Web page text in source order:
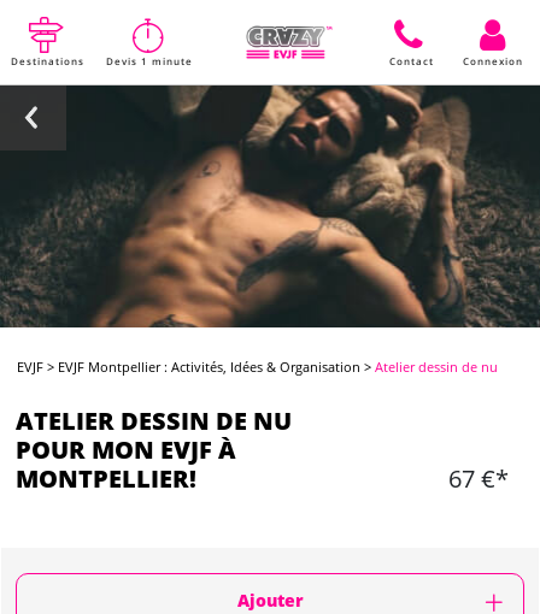
Destinations Devis 1 minute Contact Connexion
EVJF > EVJF Montpellier : Activités, Idées & Organisation >Atelier dessin de nu
ATELIER DESSIN DE NU
POUR MON EVJF À
MONTPELLIER!
67 €*
Ajouter